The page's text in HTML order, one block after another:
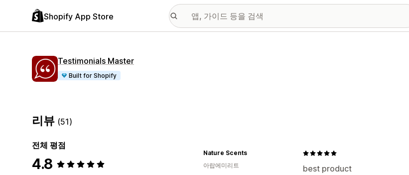
Shopify App Store
Testimonials Master
Built for Shopify
리뷰 (51)
전체 평점
4.8 best product
Nature Scents
아랍에미리트